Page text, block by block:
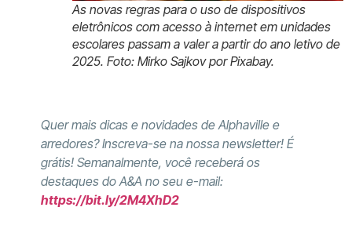
As novas regras para o uso de dispositivos
eletrônicos com acesso à internet em unidades
escolares passam a valer a partir do ano letivo de
2025. Foto: Mirko Sajkov por Pixabay.
Quer mais dicas e novidades de Alphaville e
arredores? Inscreva-se na nossa newsletter! É
grátis! Semanalmente, você receberá os
destaques do A&A no seu e-mail:
https://bit.ly/2M4XhD2